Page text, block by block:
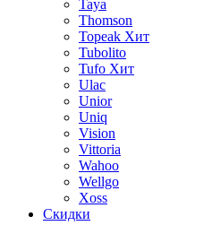
Taya
Thomson
Topeak Хит
Tubolito
Tufo Хит
Ulac
Unior
Uniq
Vision
Vittoria
Wahoo
Wellgo
Xoss
Скидки